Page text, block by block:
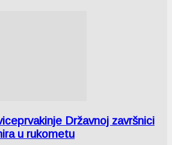
Državnoj završnici
u rukometu